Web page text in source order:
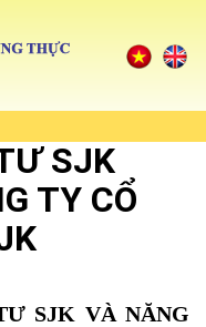
SJK
TY CỔ
SJK VÀ NĂNG